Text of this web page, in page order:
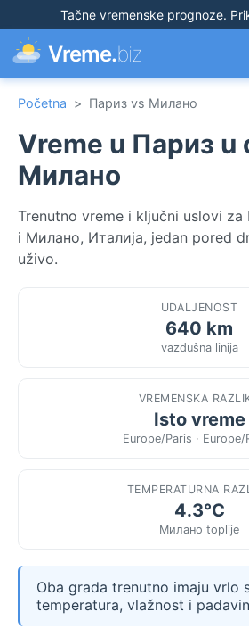
Tačne vremenske prognoze.
Vreme.biz
Početna > Париз vs Милано
Vreme u Париз u
Милано
Trenutno vreme i ključni uslovi
i Милано, Италија, jedan pored
uživo.
UDALJENOST
640 km
vazdušna linija
VREMENSKA
Isto vreme
Europe/Paris · Europe/
TEMPERATURNA
4.3°C
Милано toplije
Oba grada trenutno imaju vrlo
temperatura, vlažnost i